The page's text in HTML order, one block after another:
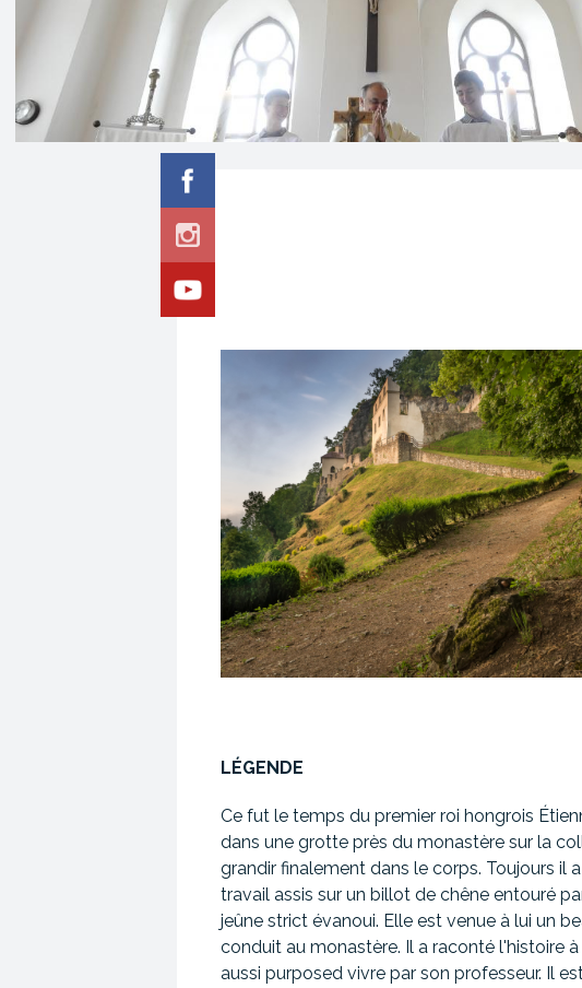
LÉGENDE
Ce fut le temps du premier roi hongrois
dans une grotte près du monastère sur la
grandir finalement dans le corps. Toujours il
travail assis sur un billot de chêne entouré
jeûne strict évanoui. Elle est venue à lui un
conduit au monastère. Il a raconté l'histoire
aussi purposed vivre par son professeur. Il